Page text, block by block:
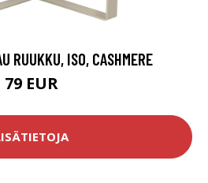
RUUKKU, ISO, CASHMERE
79 EUR